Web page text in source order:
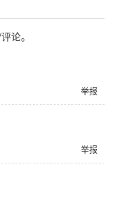
论。
举报
举报